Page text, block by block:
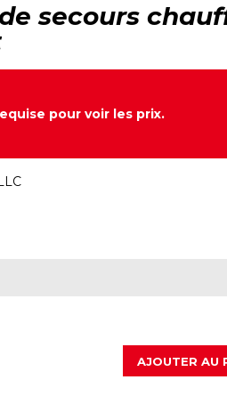
secours
pour voir les prix.
AJOUTERAU